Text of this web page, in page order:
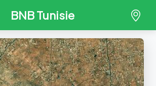
BNB Tunisie